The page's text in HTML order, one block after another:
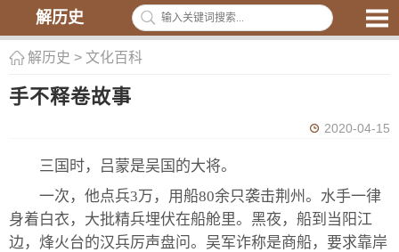
解历史
解历史 > 文化百科
手不释卷故事
2020-04-15
三国时，吕蒙是吴国的大将。
一次，他点兵3万，用船80余只袭击荆州。水手一律
身着白衣，大批精兵埋伏在船舱里。黑夜，船到当阳江
边，烽火台的汉兵厉声盘问。吴军诈称是商船，要求靠岸